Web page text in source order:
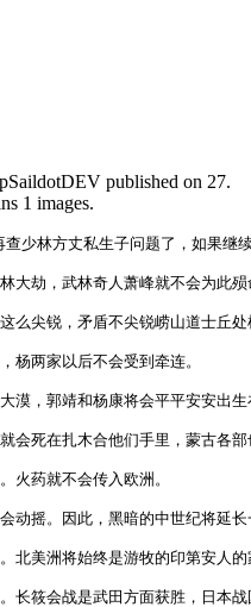
published on 27.
1 images.
少林方丈私生子问题了，如果
大劫，武林奇人萧峰就不会为此
么尖锐，矛盾不尖锐崂山道士丘
杨两家以后不会受到牵连。
漠，郭靖和杨康将会平平安安出
会死在扎木合他们手里，蒙古各
火药就不会传入欧洲。
动摇。因此，黑暗的中世纪将延
北美洲将始终是游牧的印第安人的
长筱会战是武田方面获胜，日本